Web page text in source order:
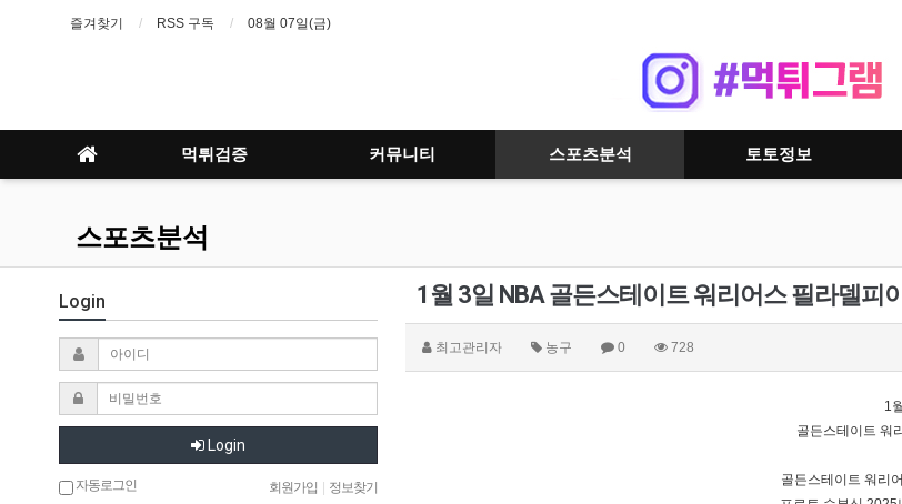
즐겨찾기 RSS 구독 08월 07일(금)
먹튀검증 커뮤니티 스포츠분석 토토정보
스포츠분석
1월 3일 NBA 골든스테이트 워리어스 필라델피
최고관리자 농구 0 728
1
골든스테이트 워
골든스테이트 워리
Login
Login
자동로그인 회원가입 정보찾기